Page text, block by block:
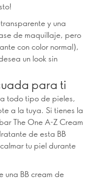
y una
de maquillaje, pero
con color normal),
un look sin
para ti
todo tipo de pieles,
a la tuya. Si tienes la
The One A-Z Cream
de esta BB
tu piel durante
una BB cream de